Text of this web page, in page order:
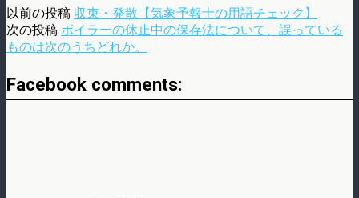
以前の投稿 収束・発散【気象予報士の用語チェック】
次の投稿 ボイラーの休止中の保存法について、誤っている
ものは次のうちどれか。
Facebook comments: